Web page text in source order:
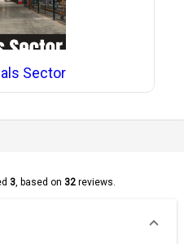
Sector
3, based on 32reviews.